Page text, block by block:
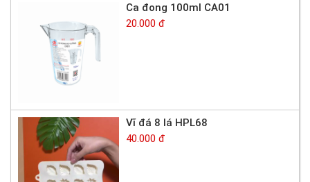
Ca đong 100ml CA01
20.000 đ
Vĩ đá 8 lá HPL68
40.000 đ